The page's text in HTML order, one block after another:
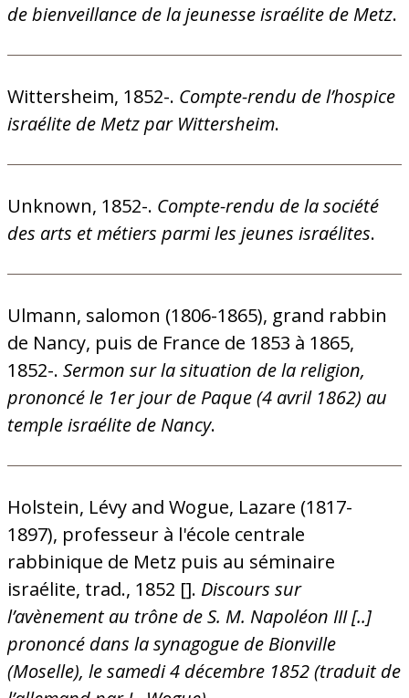
de bienveillance de la jeunesse israélite de Metz.
Wittersheim, 1852-. Compte-rendu de l’hospice
israélite de Metz par Wittersheim.
Unknown, 1852-. Compte-rendu de la société
des arts et métiers parmi les jeunes israélites.
Ulmann, salomon (1806-1865), grand rabbin
de Nancy, puis de France de 1853 à 1865,
1852-. Sermon sur la situation de la religion,
prononcé le 1er jour de Paque (4 avril 1862) au
temple israélite de Nancy.
Holstein, Lévy and Wogue, Lazare (1817-
1897), professeur à l'école centrale
rabbinique de Metz puis au séminaire
israélite, trad., 1852 []. Discours sur
l’avènement au trône de S. M. Napoléon III [..]
prononcé dans la synagogue de Bionville
(Moselle), le samedi 4 décembre 1852 (traduit de